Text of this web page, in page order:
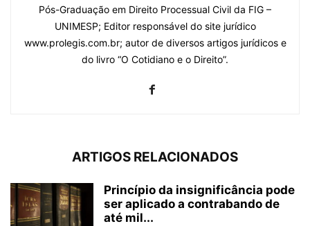
Pós-Graduação em Direito Processual Civil da FIG –
UNIMESP; Editor responsável do site jurídico
www.prolegis.com.br; autor de diversos artigos jurídicos e
do livro “O Cotidiano e o Direito”.
ARTIGOS RELACIONADOS
Princípio da insignificância pode
ser aplicado a contrabando de
até mil...